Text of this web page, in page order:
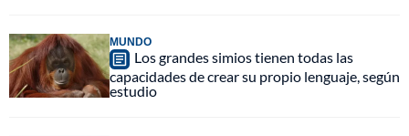
MUNDO
Los grandes simios tienen todas las
capacidades de crear su propio lenguaje, según
estudio